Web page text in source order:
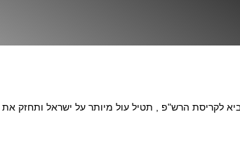
לקריסת הרש"פ , תטיל עול מיותר על ישראל ותחזק את